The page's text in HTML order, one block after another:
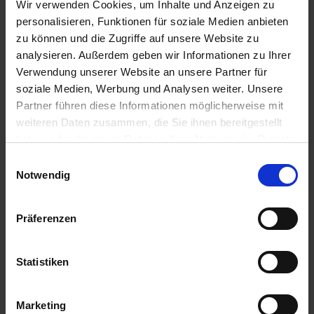
Wir verwenden Cookies, um Inhalte und Anzeigen zu
personalisieren, Funktionen für soziale Medien anbieten
zu können und die Zugriffe auf unsere Website zu
analysieren. Außerdem geben wir Informationen zu Ihrer
Verwendung unserer Website an unsere Partner für
soziale Medien, Werbung und Analysen weiter. Unsere
Partner führen diese Informationen möglicherweise mit
weiteren Daten zusammen, die Sie ihnen bereitgestellt
Notwendig
Präferenzen
Statistiken
Marketing
Conflans-Sainte-Honorine / Frankreich
Ausflug: Château Chantilly
13.00 Uhr
07.05.2026 - Donnerstag
Paris / Frankreich
Ausflug: Cabaret-Show Paris
19.30 Uhr
Ausflugspaket:
Paris / Frankreich